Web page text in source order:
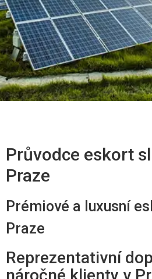
Průvodce eskort
Praze
Prémiové a luxusní
Praze
Reprezentativní